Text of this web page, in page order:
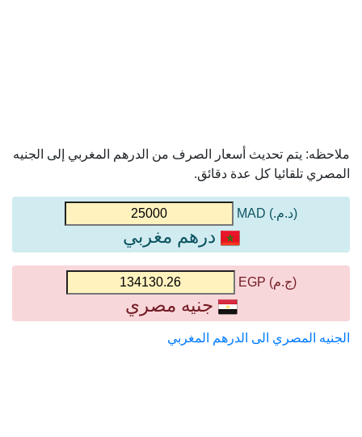
ملاحظه: يتم تحديث أسعار الصرف من الدرهم المغربي إلى الجنيه
المصري تلقائيا كل عدة دقائق.
(د.م.) MAD
درهم مغربي
(ج.م) EGP
جنيه مصري
الجنيه المصري الى الدرهم المغربي